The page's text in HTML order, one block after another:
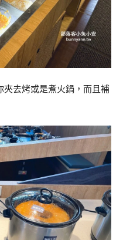
夾去烤或是煮火鍋，而且補